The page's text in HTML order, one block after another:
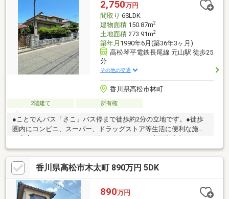
讃・中讃の不動産売却専門店なごみ不動産までぜひお気軽にご相
談ください！どこよりも迅速にそして丁寧にサ
2,750万円
間取り 6SLDK
建物面積150.87m2
土地面積273.91m2
築年月 1990年6月(築36年3ヶ月)
高松琴平電鉄長尾線 元山駅 徒歩25
分
その他の交通
香川県高松市林町
2階建て 所有権
●ことでんバス「さこ」バス停まで徒歩約2分の立地です。●徒歩
圏内にコンビニ、スーパー、ドラッグストア等生活に便利な施設
が充実しております。●2024年にバスルーム・洗面化粧台リフォ
ーム済。●敷地内、縦列2台駐車可能。
香川県高松市木太町 890万円 5DK
890万円